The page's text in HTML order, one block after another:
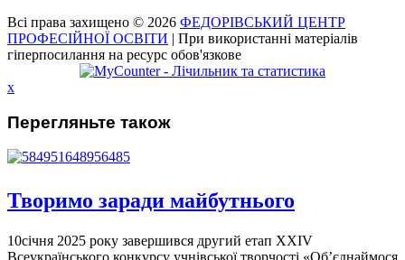
Всі права захищено © 2026 ФЕДОРІВСЬКИЙ ЦЕНТР
ПРОФЕСІЙНОЇ ОСВІТИ | При використанні матеріалів
гіперпосилання на ресурс обов'язкове
x
Перегляньте також
Творимо заради майбутнього
10січня 2025 року завершився другий етап ХХІV